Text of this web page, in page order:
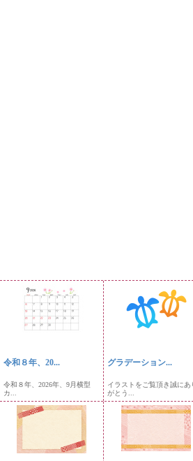
令和８年、20...
令和８年、2026年、9月横型
カ...
グラデーション...
イラストをご覧頂き誠にあ
がとう...